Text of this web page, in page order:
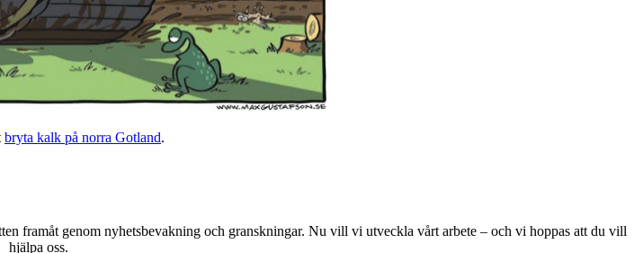
bryta kalk på norra Gotland.
framåt genom nyhetsbevakning och granskningar. Nu vill vi utveckla vårt arbete – och vi hoppas att du vill
hjälpa oss.